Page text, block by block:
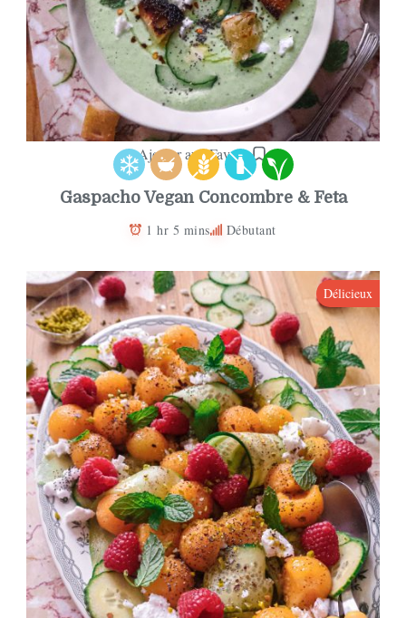
Ajouter aux Favoris
Gaspacho Vegan Concombre & Feta
1 hr 5 mins Débutant
Délicieux